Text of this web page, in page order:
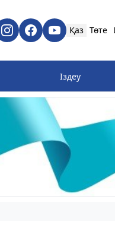
Қаз Төте